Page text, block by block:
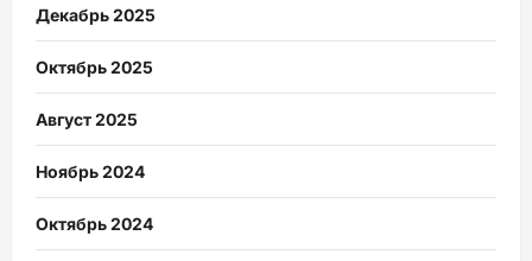
Декабрь 2025
Октябрь 2025
Август 2025
Ноябрь 2024
Октябрь 2024